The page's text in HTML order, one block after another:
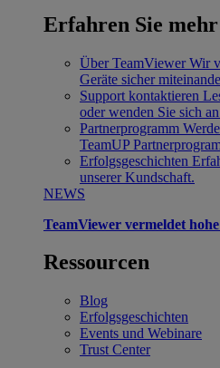
Erfahren Sie
Über TeamViewer Wir
Geräte sicher
Support kontaktieren
oder wenden Sie sich
Partnerprogramm
TeamUP
Erfolgsgeschichten
unserer Kundschaft.
NEWS
TeamViewer vermeldet
Ressourcen
Blog
Erfolgsgeschichten
Events und Webinare
Trust Center